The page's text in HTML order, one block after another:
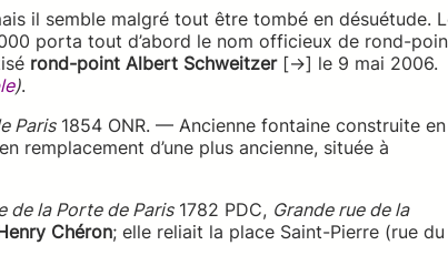
il semble malgré tout être tombé en désuétude.
porta tout d’abord le nom officieux de rond-
rond-point Albert Schweitzer[→] le 9 mai 2006.
).
Paris1854 ONR. — Ancienne fontaine construite en
remplacement d’une plus ancienne, située à
de la Porte de Paris1782 PDC, Grande rue de la
Chéron; elle reliait la place Saint-Pierre (rue du